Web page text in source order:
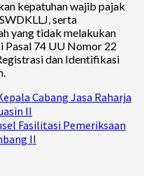
kepatuhan wajib pajak
serta
yang tidak melakukan
Pasal 74 UU Nomor 22
dan Identifikasi
Cabang Jasa Raharja
II
Fasilitasi Pemeriksaan
II